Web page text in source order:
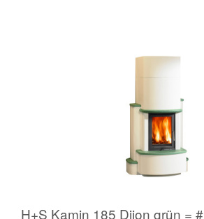
H+S Kamin 185 Dijon grün = #